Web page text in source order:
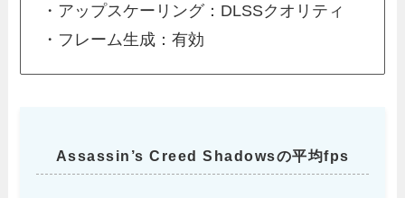
・アップスケーリング：DLSSクオリティ
・フレーム生成：有効
Assassin’s Creed Shadowsの平均fps